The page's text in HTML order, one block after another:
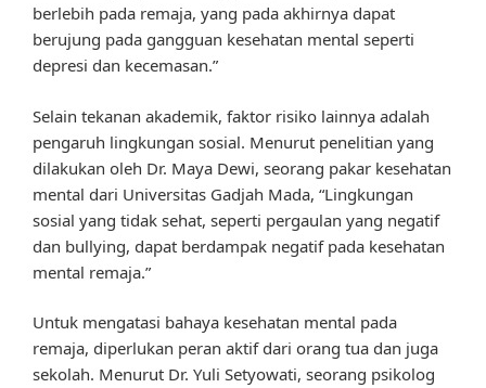
berlebih pada remaja, yang pada akhirnya dapat
berujung pada gangguan kesehatan mental seperti
depresi dan kecemasan.”
Selain tekanan akademik, faktor risiko lainnya adalah
pengaruh lingkungan sosial. Menurut penelitian yang
dilakukan oleh Dr. Maya Dewi, seorang pakar kesehatan
mental dari Universitas Gadjah Mada, “Lingkungan
sosial yang tidak sehat, seperti pergaulan yang negatif
dan bullying, dapat berdampak negatif pada kesehatan
mental remaja.”
Untuk mengatasi bahaya kesehatan mental pada
remaja, diperlukan peran aktif dari orang tua dan juga
sekolah. Menurut Dr. Yuli Setyowati, seorang psikolog